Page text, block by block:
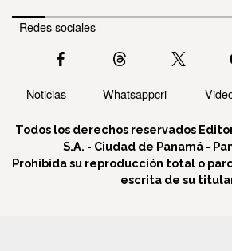
- Redes sociales -
Noticias Whatsappcri
Todos los derechos reservados
S.A. - Ciudad de Panamá -
Prohibida su reproducción total o
escrita de su